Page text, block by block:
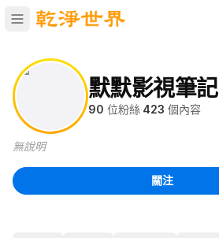
默默影視筆記
90 位粉絲·423 個內容
無說明
關注